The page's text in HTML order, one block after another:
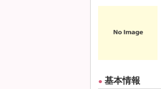
● 基本情報